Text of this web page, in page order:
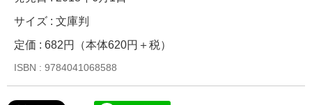
サイズ : 文庫判
定価 : 682円（本体620円＋税）
ISBN : 9784041068588